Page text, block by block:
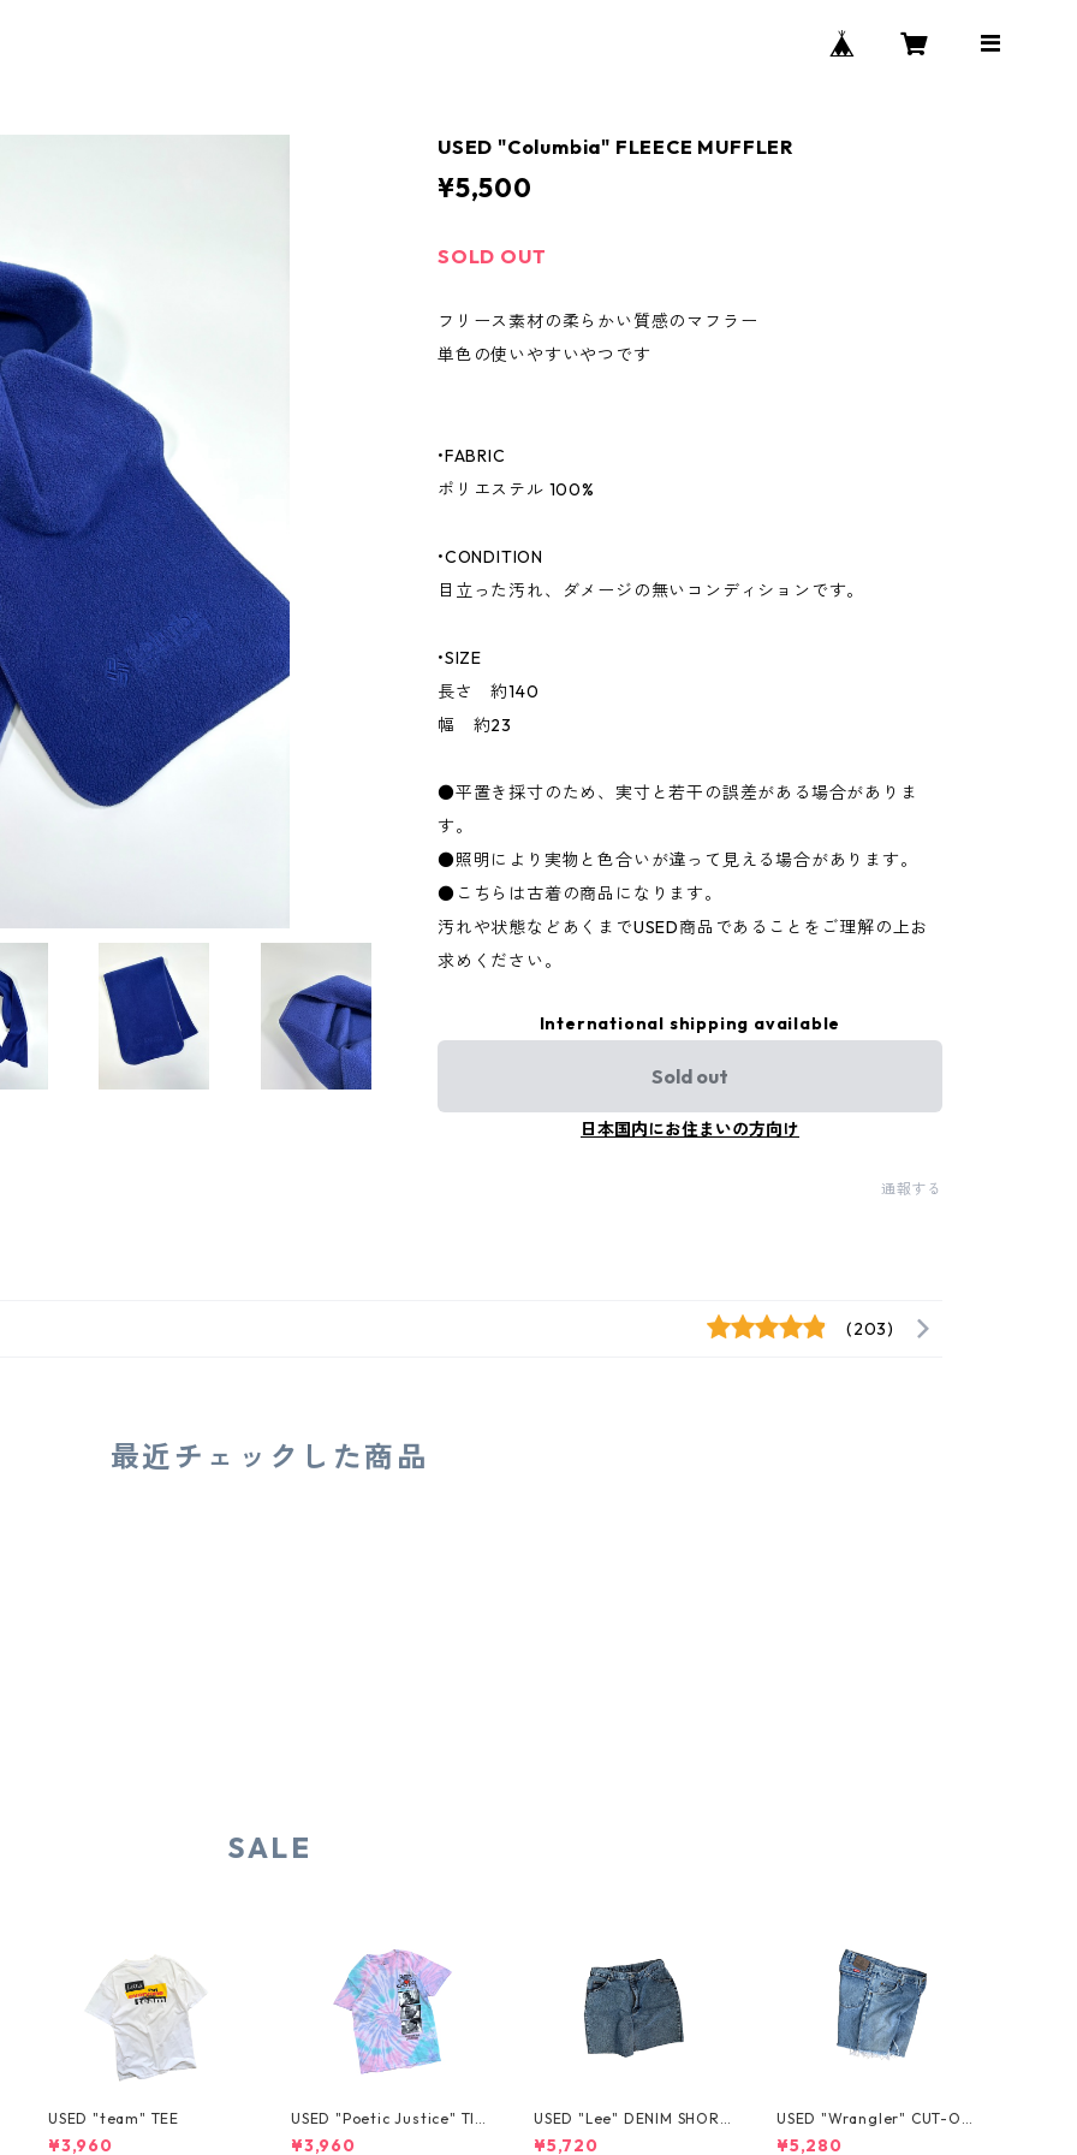
USED "Columbia" FLEECE MUFFLER
¥5,500
SOLD OUT
フリース素材の柔らかい質感のマフラー
単色の使いやすいやつです
•FABRIC
ポリエステル 100%
•CONDITION
目立った汚れ、ダメージの無いコンディションです。
•SIZE
長さ 約140
幅 約23
●平置き採寸のため、実寸と若干の誤差がある場合がありま
す。
●照明により実物と色合いが違って見える場合があります。
●こちらは古着の商品になります。
汚れや状態などあくまでUSED商品であることをご理解の上お
求めください。
International shipping available
Sold out
日本国内にお住まいの方向け
通報する
(203)
最近チェックした商品
SALE
USED "team" TEE
¥3,960
USED "Poetic Justice" TIE
-DYE TEE
¥3,960
USED "Lee" DENIM SHORT
S
¥5,720
USED "Wrangler" CUT-OF
F DENIM SHORTS
¥5,280